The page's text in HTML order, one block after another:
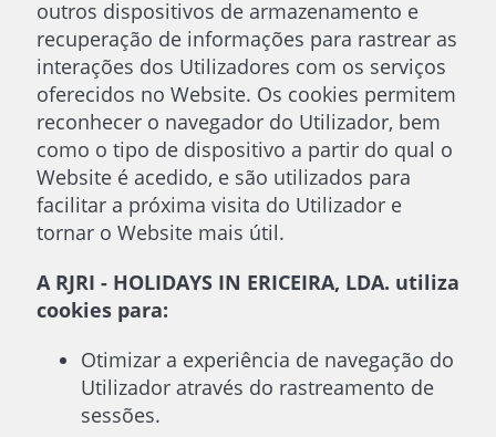
outros dispositivos de armazenamento e
recuperação de informações para rastrear as
interações dos Utilizadores com os serviços
oferecidos no Website. Os cookies permitem
reconhecer o navegador do Utilizador, bem
como o tipo de dispositivo a partir do qual o
Website é acedido, e são utilizados para
facilitar a próxima visita do Utilizador e
tornar o Website mais útil.
A RJRI - HOLIDAYS IN ERICEIRA, LDA. utiliza
cookies para:
Otimizar a experiência de navegação do
Utilizador através do rastreamento de
sessões.